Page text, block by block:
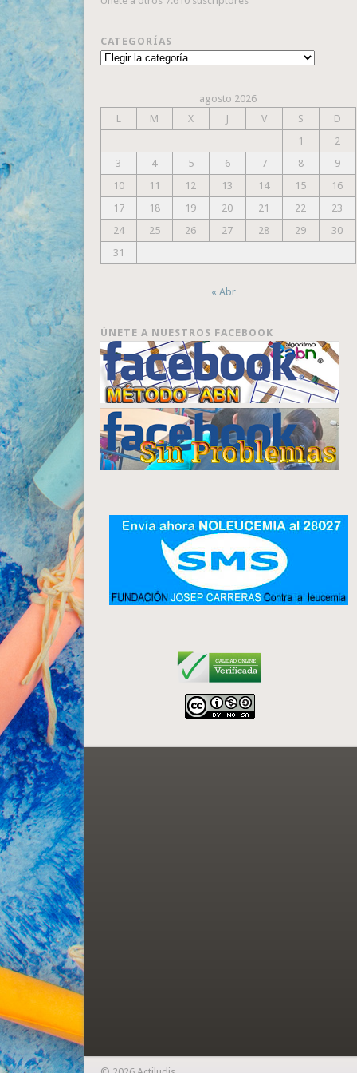
CATEGORÍAS
Categorías
agosto 2026
L
M X J V S
D
1
2
3
4 5 6 7 8
9
10
11 12 13 14 15
16
17
18 19 20 21 22
23
24
25 26 27 28 29
30
31
« Abr
ÚNETE A NUESTROS FACEBOOK